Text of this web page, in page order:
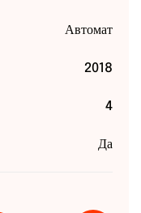
Автомат
2018
4
Да